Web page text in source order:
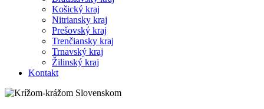
Košický kraj
Nitriansky kraj
Prešovský kraj
Trenčiansky kraj
Trnavský kraj
Žilinský kraj
Kontakt